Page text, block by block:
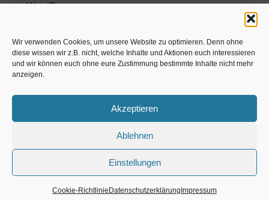
Wir verwenden Cookies, um unsere Website zu optimieren. Denn ohne
diese wissen wir z.B. nicht, welche Inhalte und Aktionen euch interessieren
und wir können euch ohne eure Zustimmung bestimmte Inhalte nicht mehr
anzeigen.
Akzeptieren
Ablehnen
Einstellungen
Cookie-Richtlinie Datenschutzerklärung Impressum
WordPress.org
Zahnarzt München
www.estaregistrierung.org – ESTA
©familös - dieTestfamilie -
Weihnachten, Adventszeit
Magazin Gastartikel